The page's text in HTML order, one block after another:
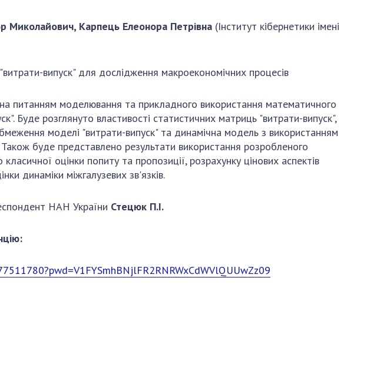
ВІД ДНЯ НАРОДЖЕННЯ В.М. ГЛУШКОВА
Миколайович, Карпець Елеонора Петрівна (Інститут кібернетики імені
випуск" для дослідження макроекономічних процесів
питанням моделювання та прикладного використання математичного
Буде розглянуто властивості статистичних матриць "витрати-випуск",
моделі "витрати-випуск" та динамічна модель з використанням
Також буде представлено результати використання розробленого
оцінки попиту та пропозиції, розрахунку цінових аспектів
динаміки міжгалузевих зв'язків.
НАН України Стецюк П.І.
: